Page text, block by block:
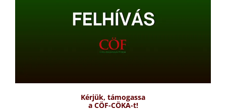
Kérjük, támogassa
a CÖF-CÖKA-t!